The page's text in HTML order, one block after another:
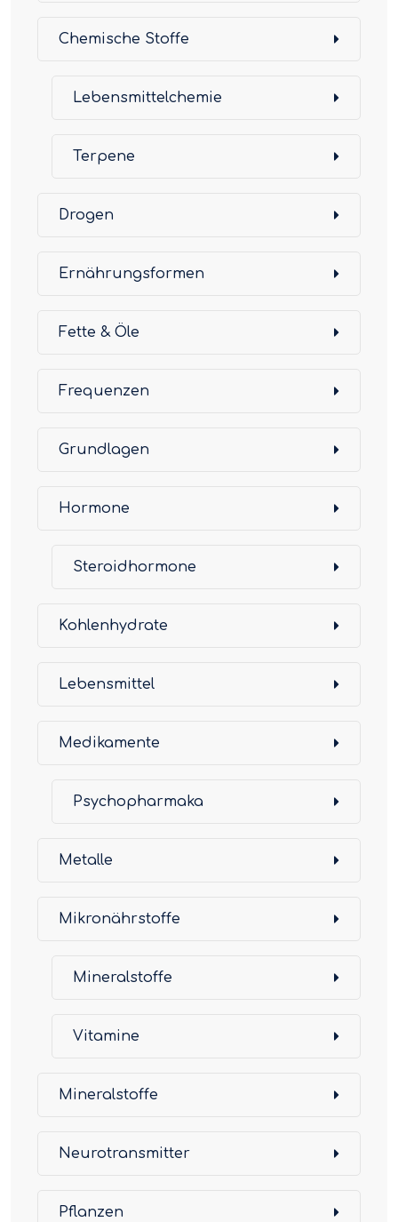
Chemische Stoffe
Lebensmittelchemie
Terpene
Drogen
Ernährungsformen
Fette & Öle
Frequenzen
Grundlagen
Hormone
Steroidhormone
Kohlenhydrate
Lebensmittel
Medikamente
Psychopharmaka
Metalle
Mikronährstoffe
Mineralstoffe
Vitamine
Mineralstoffe
Neurotransmitter
Pflanzen